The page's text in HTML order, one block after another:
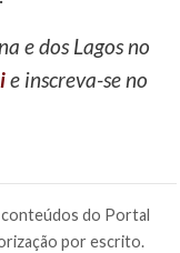
e dos Lagos no
e inscreva-se no
do Portal
por escrito.